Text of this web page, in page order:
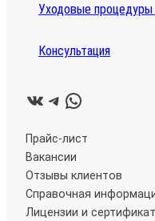
Уходовые
Консультация
ВКонтакте Telegram WhatsApp
Прайс-лист
Вакансии
Отзывы клиентов
Справочная
Лицензии и